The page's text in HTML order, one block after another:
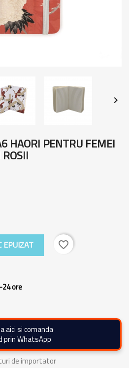

HAORI PENTRU FEMEI
ROSII
EPUIZAT favorite_border
ore
aici si comanda
prin WhatsApp
de importator